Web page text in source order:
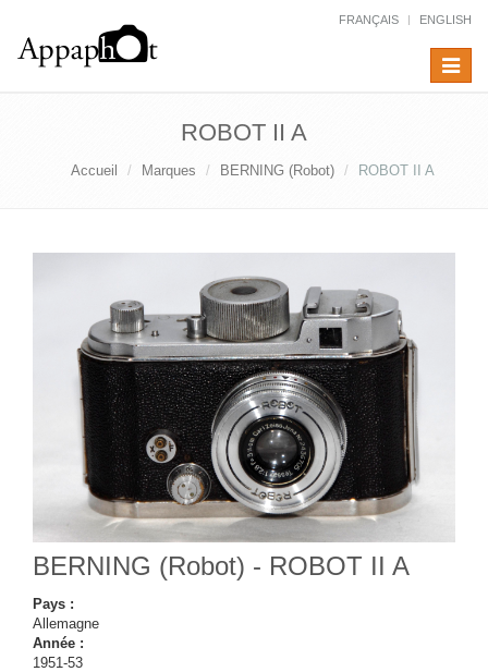
FRANÇAIS ENGLISH
Toggle
ROBOT II A
Accueil Marques BERNING (Robot) ROBOT II A
BERNING (Robot) - ROBOT II A
Pays :
Allemagne
Année :
1951-53